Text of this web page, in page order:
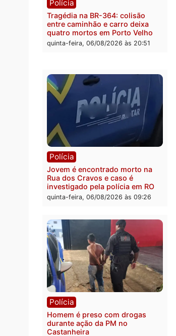
Polícia
Tragédia na BR-364: colisão
entre caminhão e carro deixa
quatro mortos em Porto Velho
quinta-feira, 06/08/2026 às 20:51
Polícia
Jovem é encontrado morto na
Rua dos Cravos e caso é
investigado pela polícia em RO
quinta-feira, 06/08/2026 às 09:26